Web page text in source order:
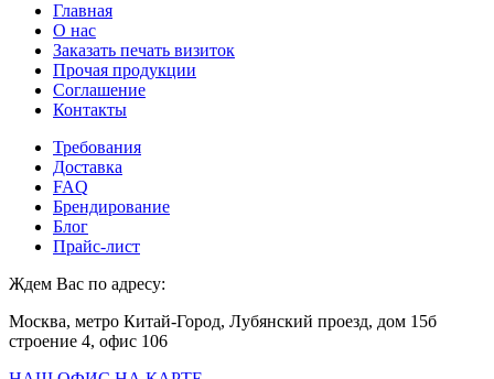
Главная
О нас
Заказать печать визиток
Прочая продукции
Соглашение
Контакты
Требования
Доставка
FAQ
Брендирование
Блог
Прайс-лист
Ждем Вас по адресу:
Москва, метро Китай-Город, Лубянский проезд, дом 15б
строение 4, офис 106